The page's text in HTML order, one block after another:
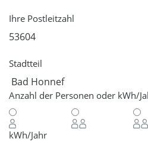
Ihre Postleitzahl
Stadtteil
Anzahl der Personen oder kWh/
kWh/Jahr